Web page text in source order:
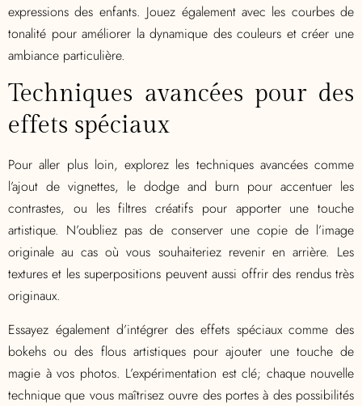
expressions des enfants. Jouez également avec les courbes de
tonalité pour améliorer la dynamique des couleurs et créer une
ambiance particulière.
Techniques avancées pour des
effets spéciaux
Pour aller plus loin, explorez les techniques avancées comme
l’ajout de vignettes, le dodge and burn pour accentuer les
contrastes, ou les filtres créatifs pour apporter une touche
artistique. N’oubliez pas de conserver une copie de l’image
originale au cas où vous souhaiteriez revenir en arrière. Les
textures et les superpositions peuvent aussi offrir des rendus très
originaux.
Essayez également d’intégrer des effets spéciaux comme des
bokehs ou des flous artistiques pour ajouter une touche de
magie à vos photos. L’expérimentation est clé; chaque nouvelle
technique que vous maîtrisez ouvre des portes à des possibilités